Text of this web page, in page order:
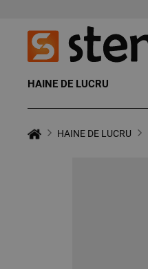
HAINE DE LUCRU
HAINE DE LUCRU